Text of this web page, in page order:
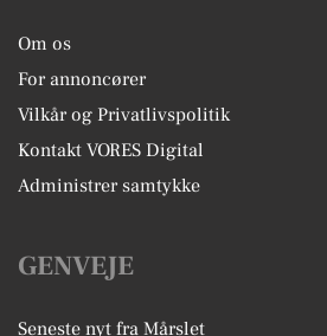
Om os
For annoncører
Vilkår og Privatlivspolitik
Kontakt VORES Digital
Administrer samtykke
GENVEJE
Seneste nyt fra Mårslet